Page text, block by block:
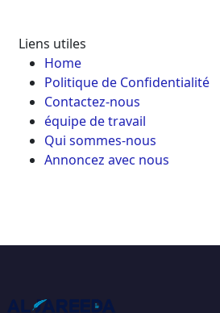
Liens utiles
Home
Politique de Confidentialité
Contactez-nous
équipe de travail
Qui sommes-nous
Annoncez avec nous